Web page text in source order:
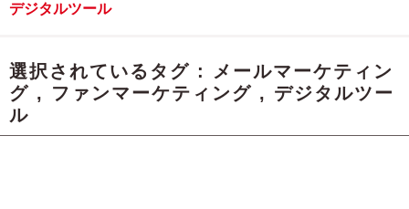
デジタルツール
選択されているタグ :
メールマーケティン
グ , ファンマーケティング , デジタルツー
ル